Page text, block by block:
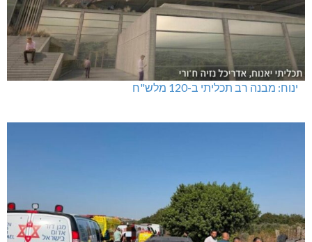
ינוח: מבנה רב תכליתי ב-120 מלש"ח